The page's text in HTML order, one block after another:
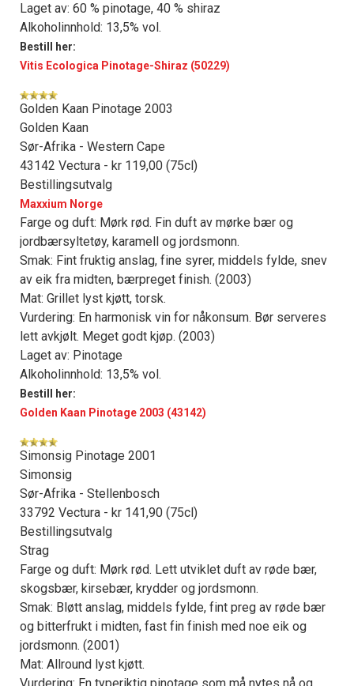
Laget av: 60 % pinotage, 40 % shiraz
Alkoholinnhold: 13,5% vol.
Bestill her:
Vitis Ecologica Pinotage-Shiraz (50229)
Golden Kaan Pinotage 2003
Golden Kaan
Sør-Afrika - Western Cape
43142 Vectura - kr 119,00 (75cl)
Bestillingsutvalg
Maxxium Norge
Farge og duft: Mørk rød. Fin duft av mørke bær og
jordbærsyltetøy, karamell og jordsmonn.
Smak: Fint fruktig anslag, fine syrer, middels fylde, snev
av eik fra midten, bærpreget finish. (2003)
Mat: Grillet lyst kjøtt, torsk.
Vurdering: En harmonisk vin for nåkonsum. Bør serveres
lett avkjølt. Meget godt kjøp. (2003)
Laget av: Pinotage
Alkoholinnhold: 13,5% vol.
Bestill her:
Golden Kaan Pinotage 2003 (43142)
Simonsig Pinotage 2001
Simonsig
Sør-Afrika - Stellenbosch
33792 Vectura - kr 141,90 (75cl)
Bestillingsutvalg
Strag
Farge og duft: Mørk rød. Lett utviklet duft av røde bær,
skogsbær, kirsebær, krydder og jordsmonn.
Smak: Bløtt anslag, middels fylde, fint preg av røde bær
og bitterfrukt i midten, fast fin finish med noe eik og
jordsmonn. (2001)
Mat: Allround lyst kjøtt.